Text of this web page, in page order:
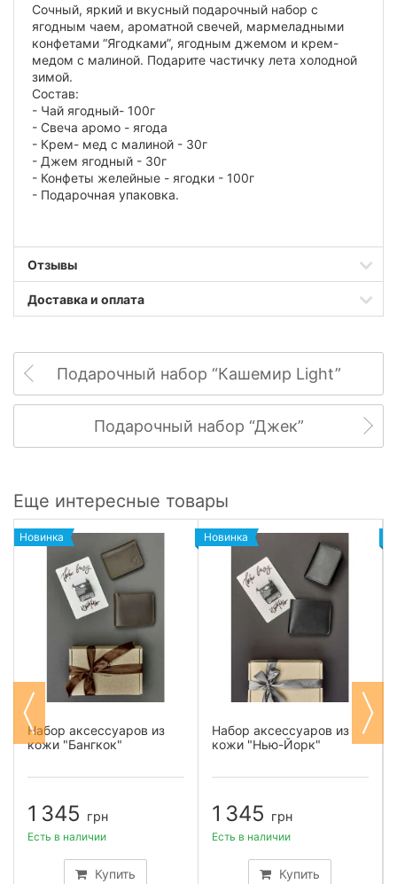
Сочный, яркий и вкусный подарочный набор с
ягодным чаем, ароматной свечей, мармеладными
конфетами “Ягодками”, ягодным джемом и крем-
медом с малиной. Подарите частичку лета холодной
зимой.
Состав:
- Чай ягодный- 100г
- Свеча аромо - ягода
- Крем- мед с малиной - 30г
- Джем ягодный - 30г
- Конфеты желейные - ягодки - 100г
- Подарочная упаковка.
Отзывы
Доставка и оплата
Подарочный набор “Кашемир Light”
Подарочный набор “Джек”
Еще интересные товары
Новинка
Набор аксессуаров из
кожи "Бангкок"
1 345 грн
Купить
Есть в наличии
Новинка
Набор аксессуаров из
кожи "Нью-Йорк"
1 345 грн
Купить
Есть в наличии